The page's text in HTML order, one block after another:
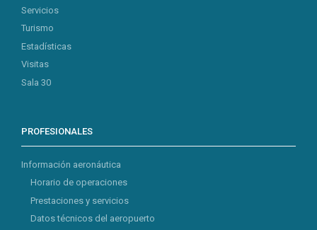
Servicios
Turismo
Estadísticas
Visitas
Sala 30
PROFESIONALES
Información aeronáutica
Horario de operaciones
Prestaciones y servicios
Datos técnicos del aeropuerto